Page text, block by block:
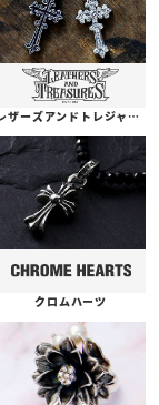
レザーズアンドトレジャーズ
クロムハーツ